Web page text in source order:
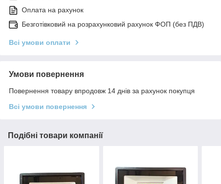
Оплата на рахунок
Безготівковий на розрахунковий рахунок ФОП (без ПДВ)
Всі умови оплати
Умови повернення
Повернення товару впродовж 14 днів за рахунок покупця
Всі умови повернення
Подібні товари компанії